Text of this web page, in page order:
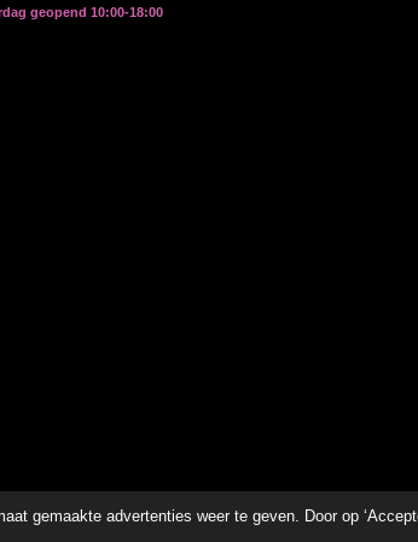
gemaakte advertenties weer te geven. Door op
geopend 10:00-18:00